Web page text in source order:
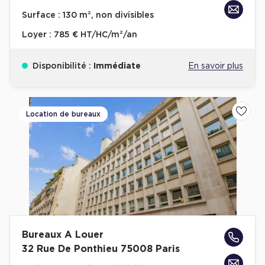
Achat de Bureaux à Rennes
Collections de Bureaux
Immeuble de bureaux avec services
Location bureaux Bellecour - Cordeliers (Lyon)
Haussmanniens
Location d'Entrepôts / Activités
Location d'Entrepôts / Activités à Aix-en-Provence
Surface : 130 m², non divisibles
Loyer : 785 € HT/HC/m²/an
Disponibilité : Immédiate En savoir plus
Location de bureaux
Bureaux A Louer
32 Rue De Ponthieu 75008 Paris